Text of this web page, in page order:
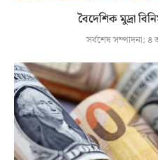
বৈদেশিক মুদ্রা
সর্বশেষ সম্পাদনা: ৪